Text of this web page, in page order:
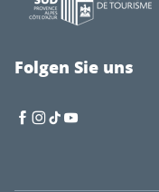
Folgen Sie uns